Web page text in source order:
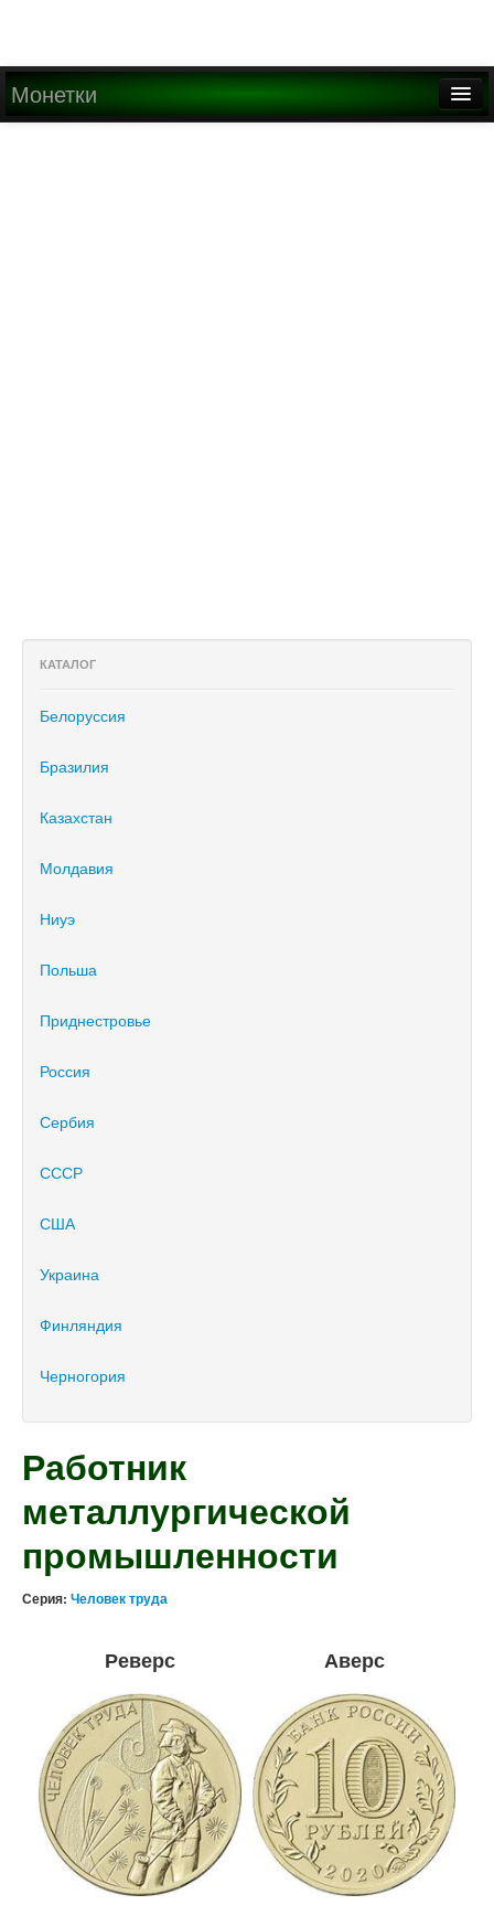
Монетки
КАТАЛОГ
Белоруссия
Бразилия
Казахстан
Молдавия
Ниуэ
Польша
Приднестровье
Россия
Сербия
СССР
США
Украина
Финляндия
Черногория
Работник
металлургической
промышленности
Серия: Человек труда
Реверс Аверс